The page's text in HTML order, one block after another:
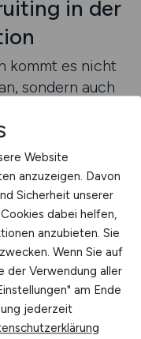
in der
kommt es nicht
sondern auch
Unser
genau und
Strategie
Wir
wie Sie Ihre
wirklich
Website
anzuzeigen. Davon
Sicherheit unserer
dabei helfen,
anzubieten. Sie
Wenn Sie auf
der Verwendung aller
am Ende
jederzeit